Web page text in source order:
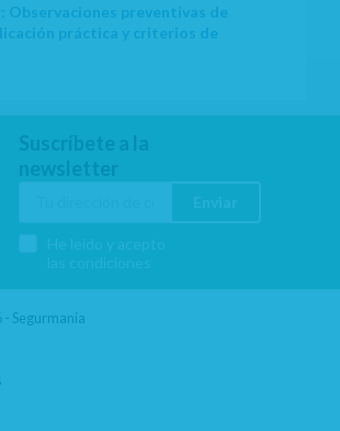
Observaciones preventivas de
práctica y criterios de
Suscríbete a la
newsletter
Segurmania